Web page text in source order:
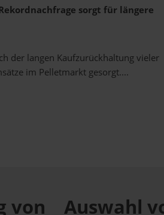
sorgt für längere
der langen Kaufzurückhaltung vieler
im Pelletmarkt gesorgt....
von Auswahl